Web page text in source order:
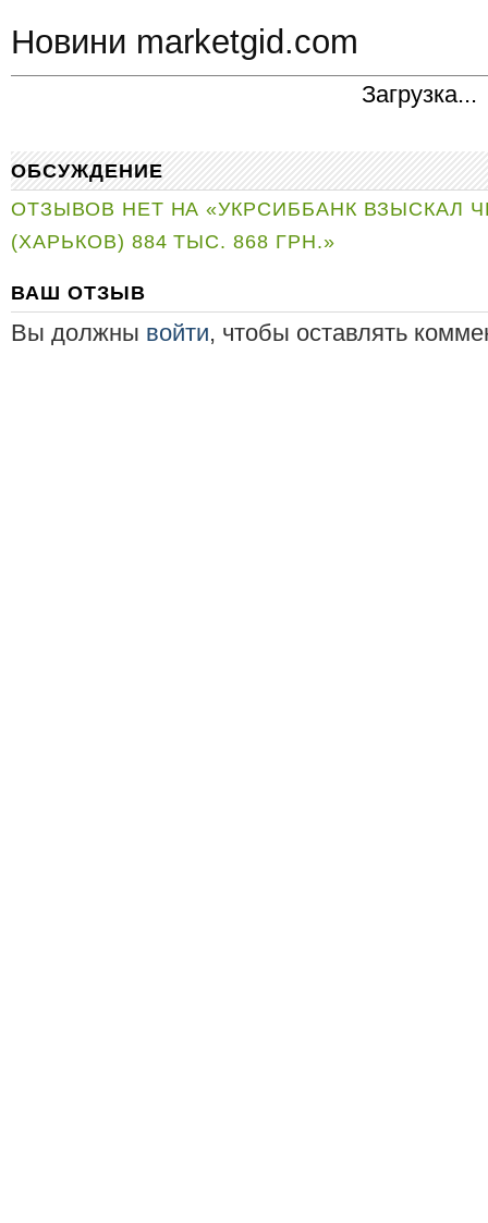
Новини marketgid.com
Загрузка...
ОБСУЖДЕНИЕ
ОТЗЫВОВ НЕТ НА «УКРСИББАНК ВЗЫСКАЛ
(ХАРЬКОВ) 884 ТЫС. 868 ГРН.»
ВАШ ОТЗЫВ
Вы должны войти, чтобы оставлять